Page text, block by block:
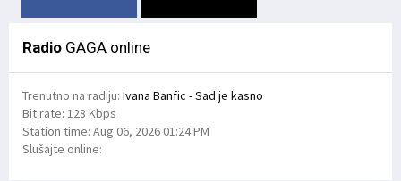
Radio GAGA online
Trenutno na radiju: Ivana Banfic - Sad je kasno
Bit rate: 128 Kbps
Station time: Aug 06, 2026 01:24 PM
Slušajte online: